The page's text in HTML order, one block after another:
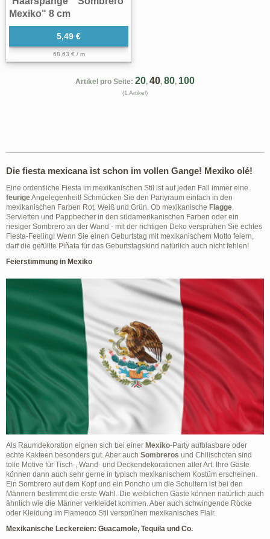
Mexiko" 8 cm
5,49 €
68,63 € / m
Artikel pro Seite: 20, 40, 80, 100
(1 Artikel)
Die fiesta mexicana ist schon im vollen Gange! Mexiko olé!
Eine ordentliche Fiesta im mexikanischen Stil ist auf jeden Fall immer eine
feurigeAngelegenheit! Schmücken Sie den Partyraum einfach in den
mexikanischen Farben Rot, Weiß und Grün. Ob mexikanische Flagge
Servietten und Pappbecher in den südamerikanischen Farben oder ein
riesiger Sombrero an der Wand - mit der richtigen Deko versprühen Sie echtes
Fiesta-Feeling! Wenn Sie einen Geburtstag mit mexikanischem Motto feiern,
darf die gefüllte Piñata für das Geburtstagskind natürlich auch nicht fehlen!
Feierstimmung in Mexiko
Als Raumdekoration eignen sich bei einer Mexiko-Party aufblasbare oder
echte Kakteen besonders gut. Aber auch Sombreros und Chilischoten sind
tolle Motive für Tisch-, Wand- und Deckendekorationen aller Art. Ihre Gäste
können dann auch sehr gerne in typisch mexikanischem Kostüm erscheinen.
Ein Sombrero auf dem Kopf und ein Poncho um die Schultern ist bei den
Männern bestimmt die erste Wahl. Die weiblichen Gäste können natürlich auch
ähnlich wie die Männer verkleidet kommen. Aber auch schwingende Röcke
oder Kleidung im Flamenco Stil versprühen mexikanisches Flair.
Mexikanische Leckereien: Guacamole, Tequila und Co.